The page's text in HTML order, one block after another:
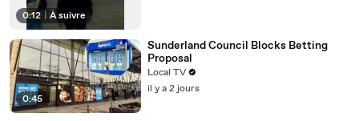
0:12 À suivre
0:45
Sunderland Council Blocks Betting
Proposal
Local TV
il y a 2 jours